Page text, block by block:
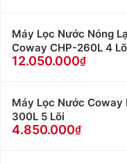
Máy Lọc Nước Nóng
Coway CHP-260L 4
12.050.000
Máy Lọc Nước Coway
300L 5 Lõi
4.850.000